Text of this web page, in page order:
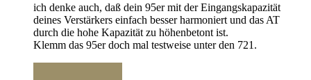
ich denke auch, daß dein 95er mit der Eingangskapazität
deines Verstärkers einfach besser harmoniert und das AT
durch die hohe Kapazität zu höhenbetont ist.
Klemm das 95er doch mal testweise unter den 721.